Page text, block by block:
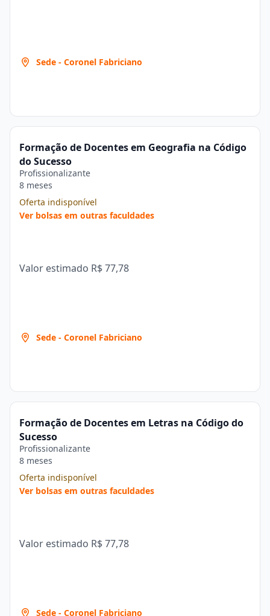
Sede - Coronel Fabriciano
Formação de Docentes em Geografia na Código
do Sucesso
Profissionalizante
8 meses
Oferta indisponível
Ver bolsas em outras faculdades
Valor estimado R$ 77,78
Sede - Coronel Fabriciano
Formação de Docentes em Letras na Código do
Sucesso
Profissionalizante
8 meses
Oferta indisponível
Ver bolsas em outras faculdades
Valor estimado R$ 77,78
Sede - Coronel Fabriciano